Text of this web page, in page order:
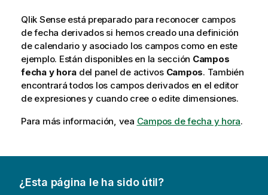
Qlik Senseestá preparado para reconocer campos
de fecha derivados si hemos creado una definición
de calendario y asociado los campos como en este
ejemplo. Están disponibles en la sección Campos
fecha y hora del panel de activos Campos. También
encontrará todos los campos derivados en el editor
de expresiones y cuando cree o edite dimensiones.
Para más información, vea Campos de fecha y hora.
¿Esta página le ha sido útil?